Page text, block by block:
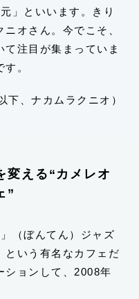
」といいます。きり
オさん。今でこそ、
て注目が集まっていま
。
下、ナカムラクニオ）
変える“カメレオ
”
（ぼんてん）ジャズ
という有名なカフェだ
ションして、2008年